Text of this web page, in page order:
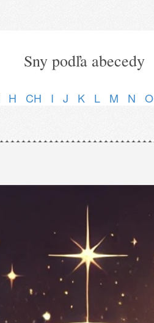
Sny podľa abecedy
H CH I J K L M N O